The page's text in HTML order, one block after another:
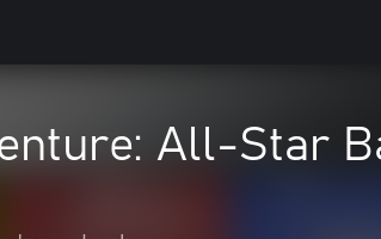
All-Star